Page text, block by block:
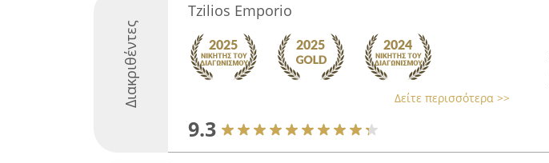
Διακριθέντες
Tzilios Emporio
Δείτε περισσότερα >>
9.3